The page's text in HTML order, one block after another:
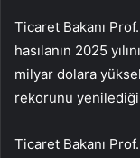
Ticaret Bakanı
hasılanın 2025
milyar dolara
rekorunu
Ticaret Bakanı